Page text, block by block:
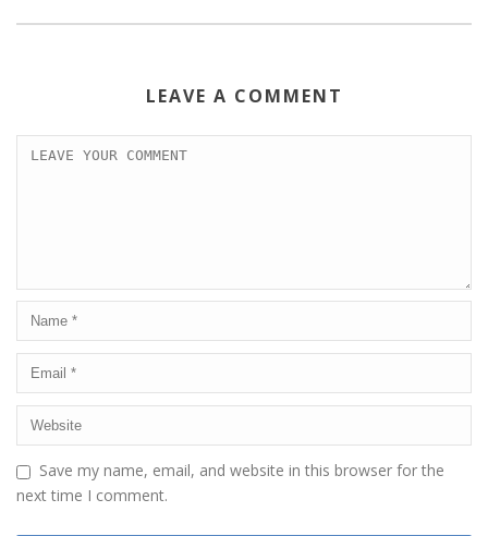
LEAVE A COMMENT
Save my name, email, and website in this browser for the
next time I comment.